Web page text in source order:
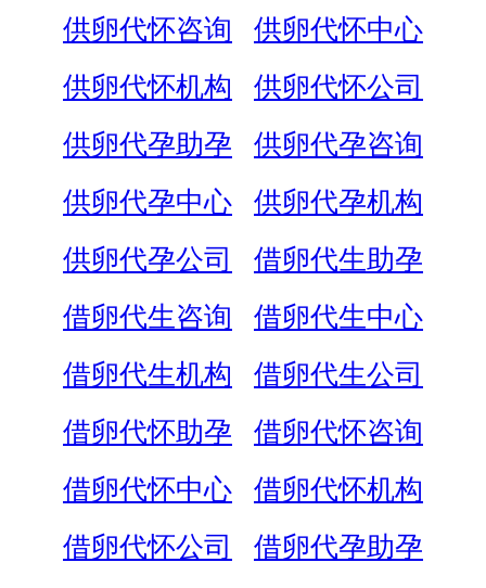
供卵代怀咨询
供卵代怀中心
供卵代怀机构
供卵代怀公司
供卵代孕助孕
供卵代孕咨询
供卵代孕中心
供卵代孕机构
供卵代孕公司
借卵代生助孕
借卵代生咨询
借卵代生中心
借卵代生机构
借卵代生公司
借卵代怀助孕
借卵代怀咨询
借卵代怀中心
借卵代怀机构
借卵代怀公司
借卵代孕助孕